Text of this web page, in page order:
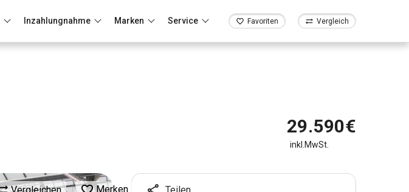
Inzahlungnahme Marken Service Favoriten Vergleich
Vergleichen Merken
29.590€
inkl.MwSt.